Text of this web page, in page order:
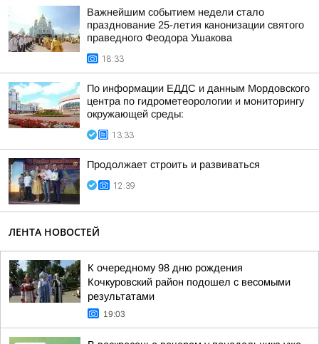
Важнейшим событием недели стало
празднование 25-летия канонизации святого
праведного Феодора Ушакова
18:33
По информации ЕДДС и данным Мордовского
центра по гидрометеорологии и мониторингу
окружающей среды:
13:33
Продолжает строить и развиваться
12:39
ЛЕНТА НОВОСТЕЙ
К очередному 98 дню рождения
Кочкуровский район подошел с весомыми
результатами
19:03